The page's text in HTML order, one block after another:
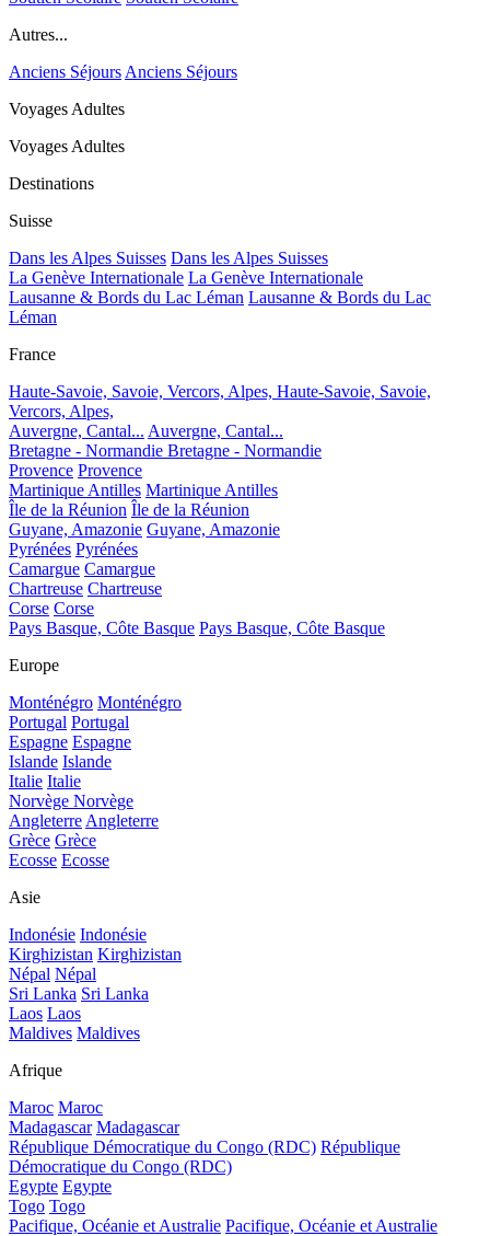
Autres...
Anciens Séjours Anciens Séjours
Voyages Adultes
Voyages Adultes
Destinations
Suisse
Dans les Alpes Suisses Dans les Alpes Suisses
La Genève Internationale La Genève Internationale
Lausanne & Bords du Lac Léman Lausanne & Bords du Lac
Léman
France
Haute-Savoie, Savoie, Vercors, Alpes, Haute-Savoie, Savoie,
Vercors, Alpes,
Auvergne, Cantal... Auvergne, Cantal...
Bretagne - Normandie Bretagne - Normandie
Provence Provence
Martinique Antilles Martinique Antilles
Île de la Réunion Île de la Réunion
Guyane, Amazonie Guyane, Amazonie
Pyrénées Pyrénées
Camargue Camargue
Chartreuse Chartreuse
Corse Corse
Pays Basque, Côte Basque Pays Basque, Côte Basque
Europe
Monténégro Monténégro
Portugal Portugal
Espagne Espagne
Islande Islande
Italie Italie
Norvège Norvège
Angleterre Angleterre
Grèce Grèce
Ecosse Ecosse
Asie
Indonésie Indonésie
Kirghizistan Kirghizistan
Népal Népal
Sri Lanka Sri Lanka
Laos Laos
Maldives Maldives
Afrique
Maroc Maroc
Madagascar Madagascar
République Démocratique du Congo (RDC) République
Démocratique du Congo (RDC)
Egypte Egypte
Togo Togo
Pacifique, Océanie et Australie Pacifique, Océanie et Australie